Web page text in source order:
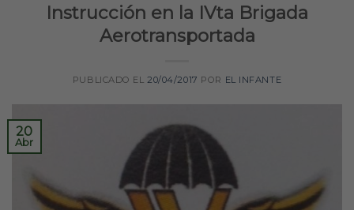
Instrucción en la IVta Brigada
Aerotransportada
PUBLICADO EL 20/04/2017 POR EL INFANTE
20
Abr